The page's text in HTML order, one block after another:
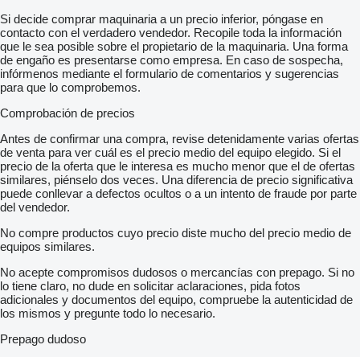
Sprachbedienung
Automatische Distanzregelung ACC "stop & go" mit
Geschwindigkeitsbegrenzer
Airbags für Fahrer und Beifahrer, mit Beifahrer-Airbag-
Deaktivierung
Dynamische Fernlichtregulierung "Dynamic Light Assist" für
LED-Matrix-Scheinwerfer
Sicherheitsinnenspiegel, automatisch abblendend
Notbremsassistent "Front Assist" mit Fußgänger- und
Radfahrererkennung
Proaktives Insassenschutzsystem (PreCrash Basic und Front)
Multifunktionskamera
Fahrerassistent "Travel Assist" inklusive Spurhalteassistent
"Lane Assist" und "Emergency Assist"
Spurwechselassistent "Side Assist" inklusive "Blind Spot
Verkehrszeichenerkennung
Müdigkeitserkennung
Elektronisches Stabilisierungsprogramm und
elektromechanischer Bremskraftverstärker
Diebstahl-Alarmanlage mit Innenraumüberwachung, Back-up-
Horn und Abschleppschutz
Heckbereich
Si decide comprar maquinaria a un precio inferior, póngase en
contacto con el verdadero vendedor. Recopile toda la información
que le sea posible sobre el propietario de la maquinaria. Una forma
de engaño es presentarse como empresa. En caso de sospecha,
infórmenos mediante el formulario de comentarios y sugerencias
para que lo comprobemos.
Comprobación de precios
Antes de confirmar una compra, revise detenidamente varias ofertas
de venta para ver cuál es el precio medio del equipo elegido. Si el
precio de la oferta que le interesa es mucho menor que el de ofertas
similares, piénselo dos veces. Una diferencia de precio significativa
puede conllevar a defectos ocultos o a un intento de fraude por parte
del vendedor.
No compre productos cuyo precio diste mucho del precio medio de
equipos similares.
No acepte compromisos dudosos o mercancías con prepago. Si no
lo tiene claro, no dude en solicitar aclaraciones, pida fotos
adicionales y documentos del equipo, compruebe la autenticidad de
los mismos y pregunte todo lo necesario.
Prepago dudoso